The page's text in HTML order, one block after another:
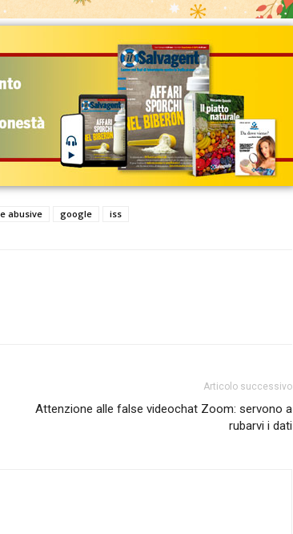
abusive google iss
Articolo successivo
Attenzione alle false videochat Zoom: servono a
rubarvi i dati